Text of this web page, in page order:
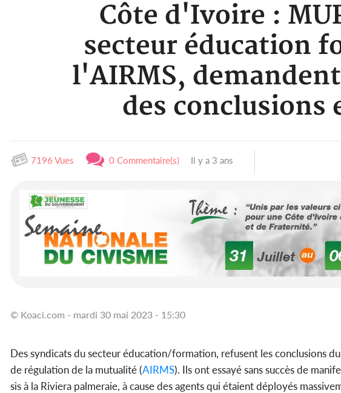
Côte d'Ivoire :
secteur éducation
l'AIRMS,
des conclusions
7196 Vues 0 Commentaire(s) Il y a 3 ans
© Koaci.com - mardi 30 mai 2023 - 15:30
Des syndicats du secteur éducation/formation, refusent les conclusions
de régulation de la mutualité (AIRMS). Ils ont essayé sans succès de
sis à la Riviera palmeraie, à cause des agents qui étaient déployés